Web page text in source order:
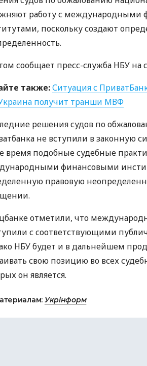
работу с международными
поскольку создают
сообщает пресс-служба НБУ на
также:Ситуация с
получит транши МВФ
решения судов по
не вступили в законную
время подобные судебные
финансовыми
правовую
отметили, что
с соответствующими
НБУбудет и в дальнейшем
свою позицию во всех
он является.
Укрінформ